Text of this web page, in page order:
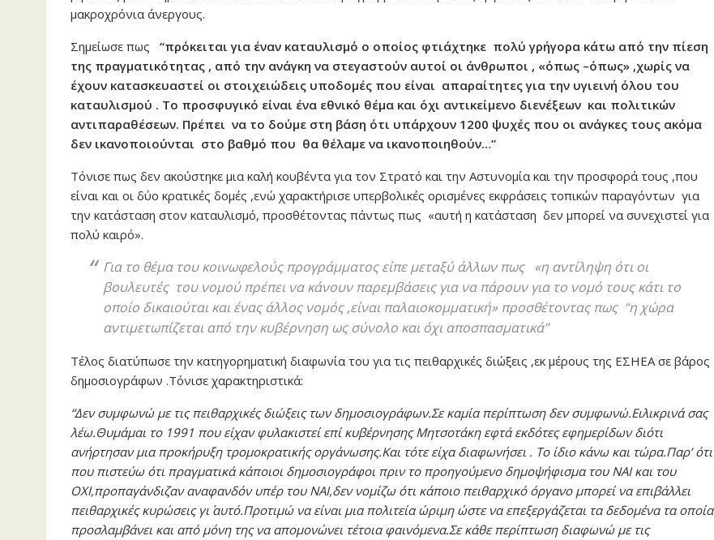
μακροχρόνια άνεργους.
Σημείωσε πως “πρόκειται για έναν καταυλισμό ο οποίος φτιάχτηκε πολύ γρήγορα κάτω από την πίεση
της πραγματικότητας , από την ανάγκη να στεγαστούν αυτοί οι άνθρωποι , «όπως –όπως» ,χωρίς να
έχουν κατασκευαστεί οι στοιχειώδεις υποδομές που είναι απαραίτητες για την υγιεινή όλου του
καταυλισμού . Το προσφυγικό είναι ένα εθνικό θέμα και όχι αντικείμενο διενέξεων και πολιτικών
αντιπαραθέσεων. Πρέπει να το δούμε στη βάση ότι υπάρχουν 1200 ψυχές που οι ανάγκες τους ακόμα
δεν ικανοποιούνται στο βαθμό που θα θέλαμε να ικανοποιηθούν…”
Τόνισε πως δεν ακούστηκε μια καλή κουβέντα για τον Στρατό και την Αστυνομία και την προσφορά τους ,που
είναι και οι δύο κρατικές δομές ,ενώ χαρακτήρισε υπερβολικές ορισμένες εκφράσεις τοπικών παραγόντων για
την κατάσταση στον καταυλισμό, προσθέτοντας πάντως πως «αυτή η κατάσταση δεν μπορεί να συνεχιστεί για
πολύ καιρό».
Για το θέμα του κοινωφελούς προγράμματος είπε μεταξύ άλλων πως «η αντίληψη ότι οι
βουλευτές του νομού πρέπει να κάνουν παρεμβάσεις για να πάρουν για το νομό τους κάτι το
οποίο δικαιούται και ένας άλλος νομός ,είναι παλαιοκομματική» προσθέτοντας πως “η χώρα
αντιμετωπίζεται από την κυβέρνηση ως σύνολο και όχι αποσπασματικά”
Τέλος διατύπωσε την κατηγορηματική διαφωνία του για τις πειθαρχικές διώξεις ,εκ μέρους της ΕΣΗΕΑ σε βάρος
δημοσιογράφων .Τόνισε χαρακτηριστικά:
“Δεν συμφωνώ με τις πειθαρχικές διώξεις των δημοσιογράφων.Σε καμία περίπτωση δεν συμφωνώ.Ειλικρινά σας
λέω.Θυμάμαι το 1991 που είχαν φυλακιστεί επί κυβέρνησης Μητσοτάκη εφτά εκδότες εφημερίδων διότι
ανήρτησαν μια προκήρυξη τρομοκρατικής οργάνωσης.Και τότε είχα διαφωνήσει . Το ίδιο κάνω και τώρα.Παρ’ ότι
που πιστεύω ότι πραγματικά κάποιοι δημοσιογράφοι πριν το προηγούμενο δημοψήφισμα του ΝΑΙ και του
ΟΧΙ,προπαγάνδιζαν αναφανδόν υπέρ του ΝΑΙ,δεν νομίζω ότι κάποιο πειθαρχικό όργανο μπορεί να επιβάλλει
πειθαρχικές κυρώσεις γι΄ αυτό.Προτιμώ να είναι μια πολιτεία ώριμη ώστε να επεξεργάζεται τα δεδομένα τα οποία
προσλαμβάνει και από μόνη της να απομονώνει τέτοια φαινόμενα.Σε κάθε περίπτωση διαφωνώ με τις